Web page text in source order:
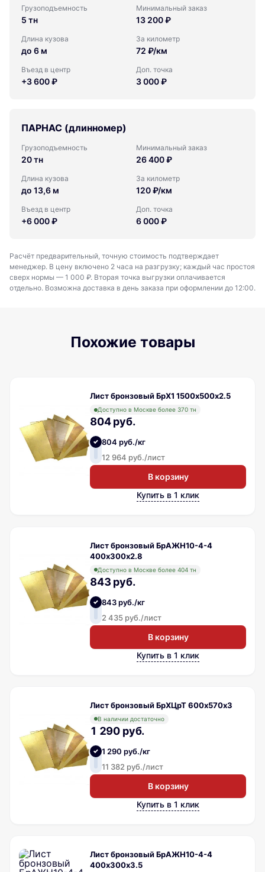
Грузоподъемность
5 тн
Минимальный заказ
13 200 ₽
Длина кузова
до 6 м
За километр
72 ₽/км
Въезд в центр
+3 600 ₽
Доп. точка
3 000 ₽
ПАРНАС (длинномер)
Грузоподъемность
20 тн
Минимальный заказ
26 400 ₽
Длина кузова
до 13,6 м
За километр
120 ₽/км
Въезд в центр
+6 000 ₽
Доп. точка
6 000 ₽
Расчёт предварительный, точную стоимость подтверждает
менеджер. В цену включено 2 часа на разгрузку; каждый час простоя
сверх нормы — 1 000 ₽. Вторая точка выгрузки оплачивается
отдельно. Возможна доставка в день заказа при оформлении до 12:00.
Похожие товары
Лист бронзовый БрХ1 1500х500х2.5
Доступно в Москве более 370 тн
804 руб.
804 руб./кг
12 964 руб./лист
В корзину
Купить в 1 клик
Лист бронзовый БрАЖН10-4-4
400х300х2.8
Доступно в Москве более 404 тн
843 руб.
843 руб./кг
2 435 руб./лист
В корзину
Купить в 1 клик
Лист бронзовый БрХЦрТ 600х570х3
В наличии достаточно
1 290 руб.
1 290 руб./кг
11 382 руб./лист
В корзину
Купить в 1 клик
Лист бронзовый БрАЖН10-4-4
400х300х3.5